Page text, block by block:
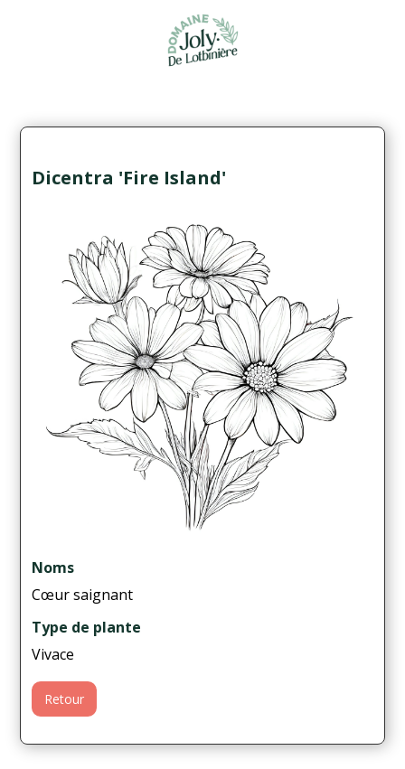
Dicentra 'Fire Island'
Noms
Cœur saignant
Type de plante
Vivace
Retour